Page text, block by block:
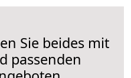
Sie beides mit
passenden